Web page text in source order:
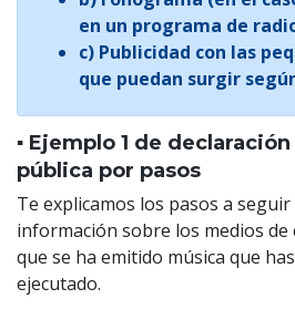
en un programa de
c) Publicidad con las
que puedan surgir
▪️ Ejemplo 1 de
pública por pasos
Te explicamos los pasos a
información sobre los medios de
que se ha emitido música que
ejecutado.